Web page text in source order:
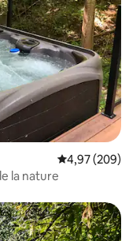
Évaluation
4,97 (209)
la nature